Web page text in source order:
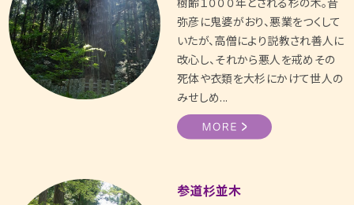
弥彦に鬼婆がおり、悪業をつくして
いたが、高僧により説教され善人に
改心し、それから悪人を戒めその
死体や衣類を大杉にかけて世人の
みせしめ...
参道杉並木